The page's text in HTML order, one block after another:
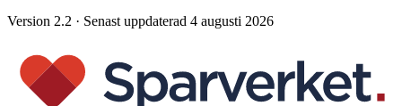
Version 2.2 · Senast uppdaterad 4 augusti 2026